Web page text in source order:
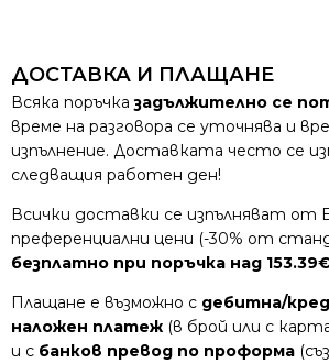
ДОСТАВКА И ПЛАЩАНЕ
Всяка поръчказадължително се
време на разговора се уточнява и
изпълнение. Доставката често се
следващия работен ден!
Всички доставки се изпълняват от
преференциални цени (-30% от
безплатно при поръчка над 153.39€
Плащане е възможно с дебитна/
наложен платеж (в брой или с
и с банков превод по проформа